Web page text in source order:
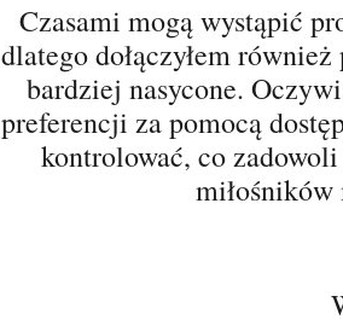
Czasami mogą wystąpić
dlatego dołączyłem
bardziej nasycone.
preferencji za pomocą
kontrolować, co